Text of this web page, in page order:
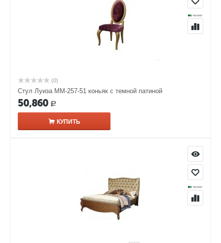
(0)
Стул Луиза ММ-257-51 коньяк с темной патиной
50,860 Р
КУПИТЬ